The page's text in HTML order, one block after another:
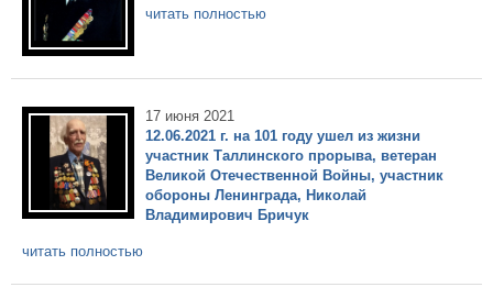
читать полностью
17 июня 2021
12.06.2021 г. на 101 году ушел из жизни
участник Таллинского прорыва, ветеран
Великой Отечественной Войны, участник
обороны Ленинграда, Николай
Владимирович Бричук
читать полностью